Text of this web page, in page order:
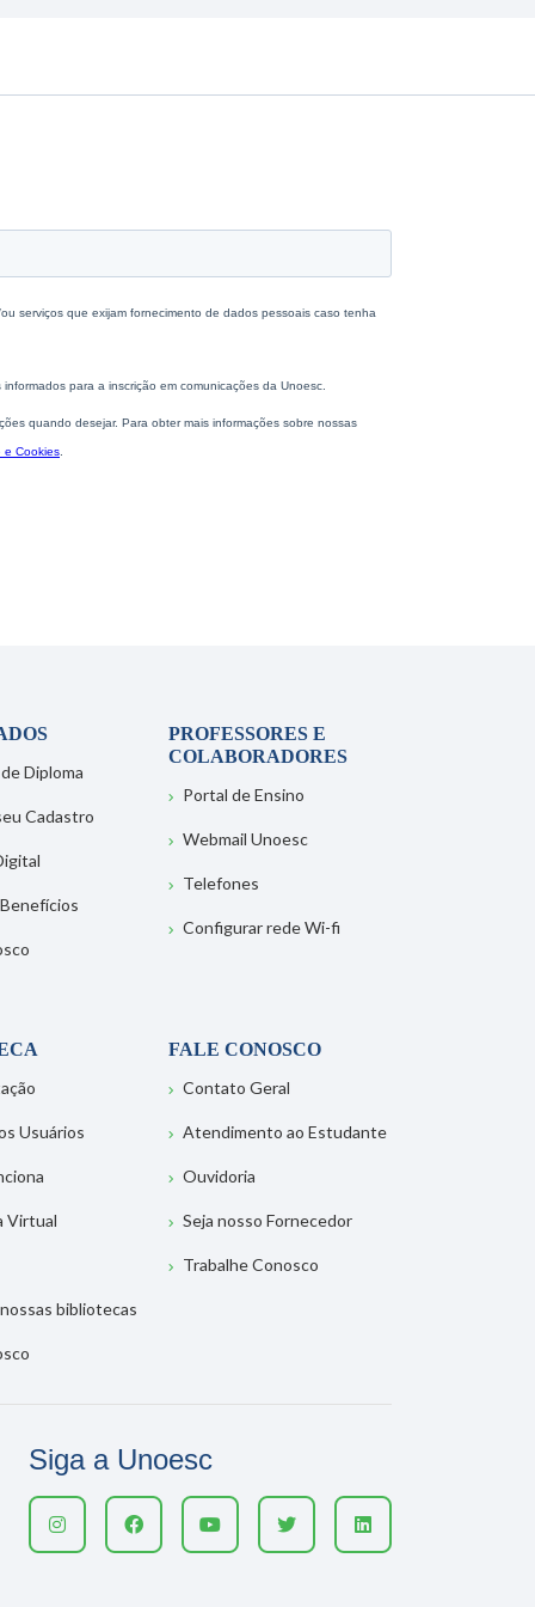
Diploma
Cadastro
PROFESSORES E
COLABORADORES
Portal de Ensino
Webmail Unoesc
Telefones
Configurar rede Wi-fi
Usuários
Virtual
bibliotecas
FALE CONOSCO
Contato Geral
Atendimento ao Estudante
Ouvidoria
Seja nosso Fornecedor
Trabalhe Conosco
Siga a Unoesc